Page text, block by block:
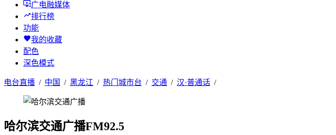
广电融媒体
排行榜
功能
我的收藏
配色
深色模式
电台直播 / 中国 / 黑龙江 / 热门城市台 / 交通 / 汉·普通话 /
哈尔滨交通广播FM92.5